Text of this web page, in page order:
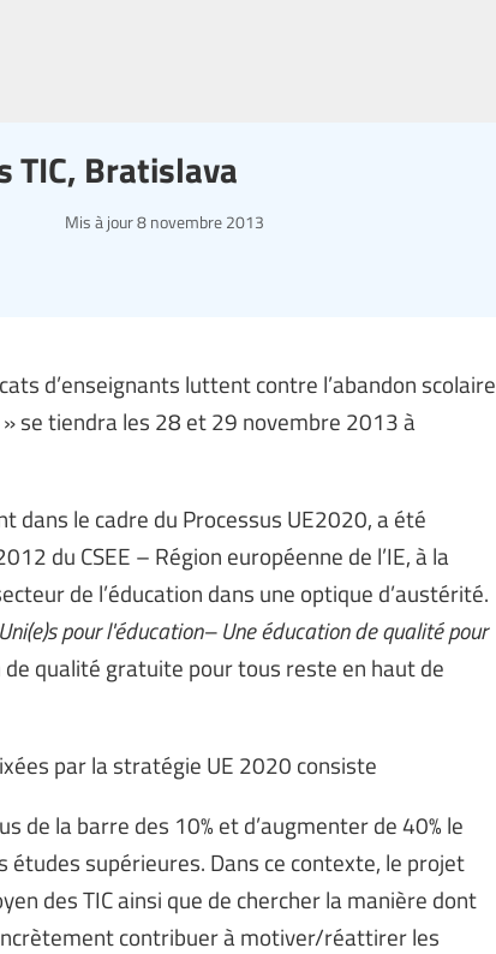
TIC, Bratislava
Mis à jour8 novembre 2013
d’enseignants luttent contre l’abandon scolaire
se tiendra les 28 et 29 novembre 2013 à
dans le cadre du Processus UE2020, a été
du CSEE – Région européenne de l’IE, à la
de l’éducation dans une optique d’austérité.
Uni(e)s pour l'éducation– Une éducation de qualité pour
qualité gratuite pour tous reste en haut de
par la stratégie UE 2020 consiste
de la barre des 10% et d’augmenter de 40% le
supérieures. Dans ce contexte, le projet
des TIC ainsi que de chercher la manière dont
contribuer à motiver/réattirer les